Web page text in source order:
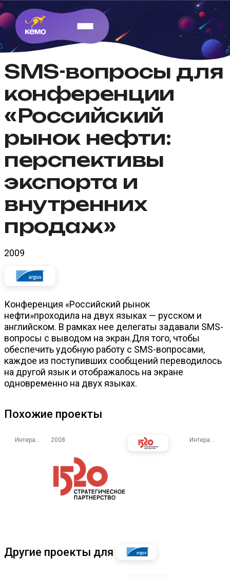
SMS-вопросы для
конференции
«Российский
рынок нефти:
перспективы
экспорта и
внутренних
продаж»
2009
Конференция «Российский рынок
нефти»проходила на двух языках — русском и
английском. В рамках нее делегаты задавали SMS-
вопросы с выводом на экран.Для того, чтобы
обеспечить удобную работу с SMS-вопросами,
каждое из поступивших сообщений переводилось
на другой язык и отображалось на экране
одновременно на двух языках.
Похожие проекты
Интерактивные экраны 2008 Интерактивные экраны
Другие проекты для